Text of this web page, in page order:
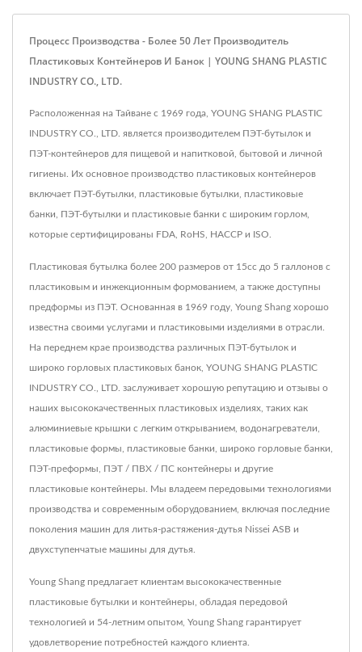
Процесс Производства - Более 50 Лет Производитель
Пластиковых Контейнеров И Банок | YOUNG SHANG PLASTIC
INDUSTRY CO., LTD.
Расположенная на Тайване с 1969 года, YOUNG SHANG PLASTIC
INDUSTRY CO., LTD. является производителем ПЭТ-бутылок и
ПЭТ-контейнеров для пищевой и напитковой, бытовой и личной
гигиены. Их основное производство пластиковых контейнеров
включает ПЭТ-бутылки, пластиковые бутылки, пластиковые
банки, ПЭТ-бутылки и пластиковые банки с широким горлом,
которые сертифицированы FDA, RoHS, HACCP и ISO.
Пластиковая бутылка более 200 размеров от 15cc до 5 галлонов с
пластиковым и инжекционным формованием, а также доступны
предформы из ПЭТ. Основанная в 1969 году, Young Shang хорошо
известна своими услугами и пластиковыми изделиями в отрасли.
На переднем крае производства различных ПЭТ-бутылок и
широко горловых пластиковых банок, YOUNG SHANG PLASTIC
INDUSTRY CO., LTD. заслуживает хорошую репутацию и отзывы о
наших высококачественных пластиковых изделиях, таких как
алюминиевые крышки с легким открыванием, водонагреватели,
пластиковые формы, пластиковые банки, широко горловые банки,
ПЭТ-преформы, ПЭТ / ПВХ / ПС контейнеры и другие
пластиковые контейнеры. Мы владеем передовыми технологиями
производства и современным оборудованием, включая последние
поколения машин для литья-растяжения-дутья Nissei ASB и
двухступенчатые машины для дутья.
Young Shang предлагает клиентам высококачественные
пластиковые бутылки и контейнеры, обладая передовой
технологией и 54-летним опытом, Young Shang гарантирует
удовлетворение потребностей каждого клиента.